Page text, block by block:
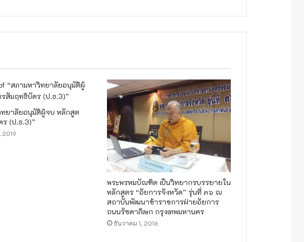
ทยาลัยอนุมัติผู้จบ หลักสูต
(ป.ธ.3)”
พระพรหมบัณฑิต เป็นวิทยากรบรรยายใน
หลักสูตร “อัยการจังหวัด” รุ่นที่ ๓๖ ณ
สถาบันพัฒนาข้าราชการฝ่ายอัยการ
ถนนรัชดาภิเษก กรุงเทพมหานคร
ธันวาคม 1, 2016